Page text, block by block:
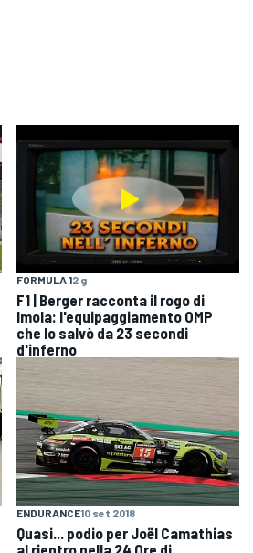
FORMULA 12 g
F1 | Berger racconta il rogo di
Imola: l'equipaggiamento OMP
che lo salvò da 23 secondi
d'inferno
ENDURANCE10 set 2018
Quasi... podio per Joël Camathias